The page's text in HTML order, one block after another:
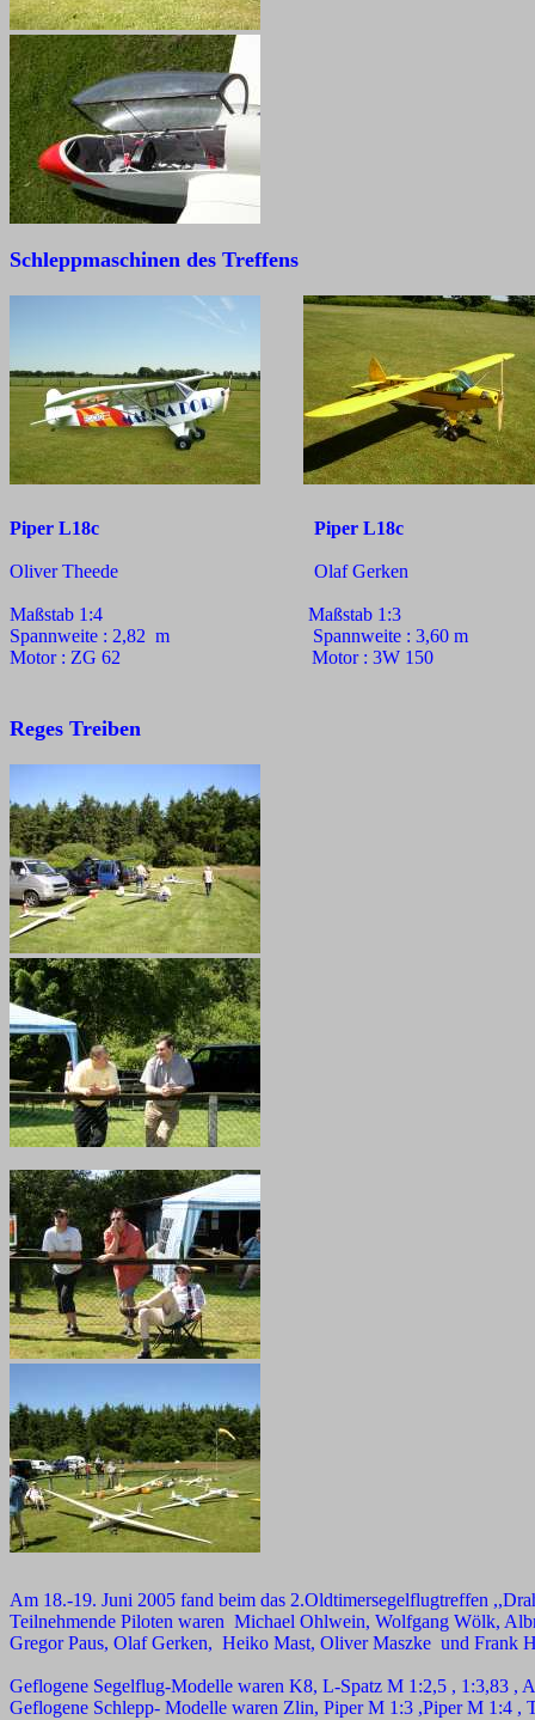
Schleppmaschinen des Treffens
Piper L18c Piper L18c
Oliver Theede Olaf Gerken
Maßstab 1:4 Maßstab 1:3
Spannweite : 2,82 m Spannweite : 3,60 m
Motor : ZG 62 Motor : 3W 150
Reges Treiben
Am 18.-19. Juni 2005 fand beim das 2.Oldtimersegelflugtreffen
Teilnehmende Piloten waren Michael Ohlwein, Wolfgang Wölk,
Gregor Paus, Olaf Gerken, Heiko Mast, Oliver Maszke und Frank
Geflogene Segelflug-Modelle waren K8, L-Spatz M 1:2,5 , 1:3,83 ,
Geflogene Schlepp- Modelle waren Zlin, Piper M 1:3 ,Piper M 1:4 ,